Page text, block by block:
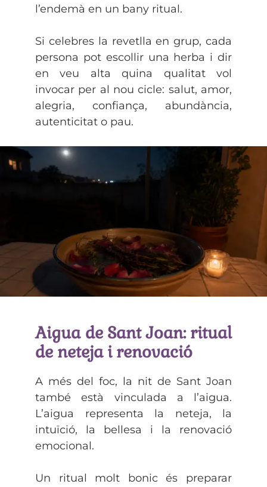
l’endemà en un bany ritual.
Si celebres la revetlla en grup, cada
persona pot escollir una herba i dir
en veu alta quina qualitat vol
invocar per al nou cicle: salut, amor,
alegria, confiança, abundància,
autenticitat o pau.
Aigua de Sant Joan: ritual
de neteja i renovació
A més del foc, la nit de Sant Joan
també està vinculada a l’aigua.
L’aigua representa la neteja, la
intuïció, la bellesa i la renovació
emocional.
Un ritual molt bonic és preparar